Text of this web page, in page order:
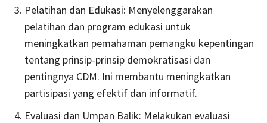
Pelatihan dan Edukasi: Menyelenggarakan
pelatihan dan program edukasi untuk
meningkatkan pemahaman pemangku kepentingan
tentang prinsip-prinsip demokratisasi dan
pentingnya CDM. Ini membantu meningkatkan
partisipasi yang efektif dan informatif.
Evaluasi dan Umpan Balik: Melakukan evaluasi